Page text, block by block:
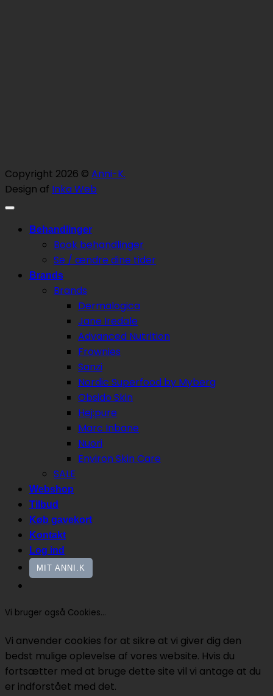
Copyright 2026 © Anni-K.
Design af Inka Web
Behandlinger
Book behandlinger
Se / ændre dine tider
Brands
Brands
Dermalogica
Jane Iredale
Advanced Nutrition
Frownies
Sanzi
Nordic Superfood by Myberg
Obsido Skin
Hej:pure
Marc Inbane
Nuori
Environ Skin Care
SALE
Webshop
Tilbud
Køb gavekort
Kontakt
Log ind
MIT ANNI.K
Vi bruger også Cookies...
Vi anvender cookies for at sikre at vi giver dig den
bedst mulige oplevelse af vores website. Hvis du
fortsætter med at bruge dette site vil vi antage at du
er indforstået med det.